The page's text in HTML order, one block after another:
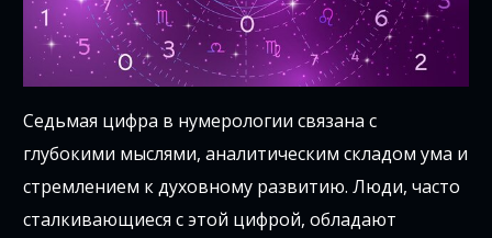
Седьмая цифра в нумерологии связана с
глубокими мыслями, аналитическим складом ума и
стремлением к духовному развитию. Люди, часто
сталкивающиеся с этой цифрой, обладают